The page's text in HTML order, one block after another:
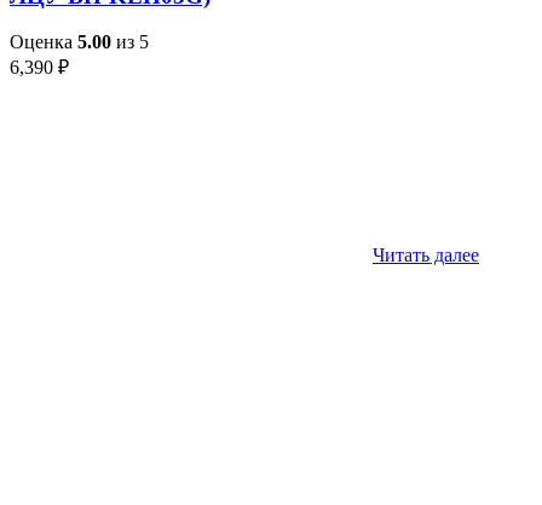
Оценка 5.00 из 5
6,390 ₽
Читать далее